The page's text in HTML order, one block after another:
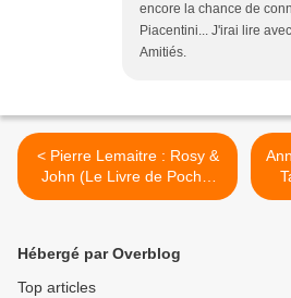
encore la chance de
Piacentini... J'irai lire
Amitiés.
< Pierre Lemaitre : Rosy &
John (Le Livre de Poche,
2014)
Hébergé par Overblog
Top articles